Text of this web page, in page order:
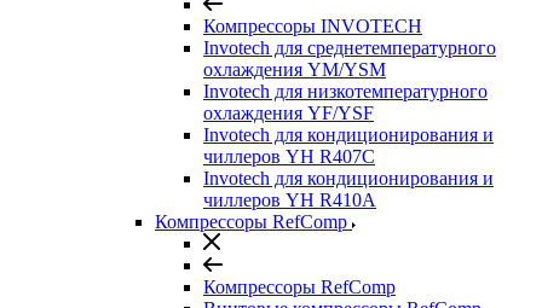
Компрессоры INVOTECH
Invotech для среднетемпературного
охлаждения YM/YSM
Invotech для низкотемпературного
охлаждения YF/YSF
Invotech для кондиционирования и
чиллеров YH R407C
Invotech для кондиционирования и
чиллеров YH R410A
Компрессоры RefComp
Компрессоры RefComp